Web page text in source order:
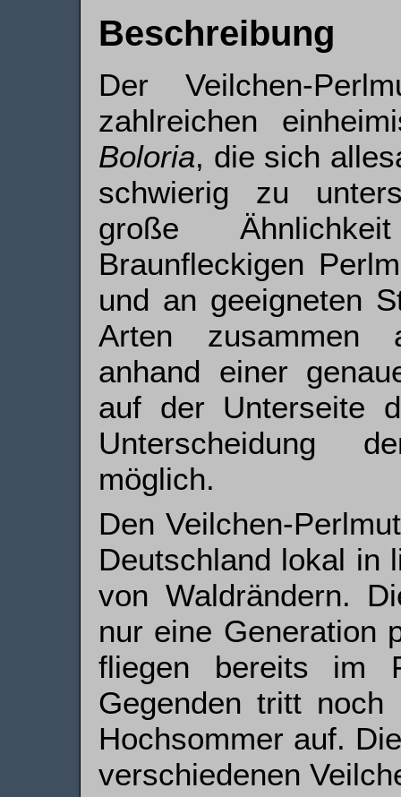
Beschreibung
Der Veilchen-
zahlreichen
Boloria, die sich
schwierig zu
große
Braunfleckigen
und an geeigneten
Arten zusammen
anhand einer
auf der Unterseite
Unterscheidung
möglich.
Den Veilchen-
Deutschland lokal in
von Waldrändern.
nur eine Generation
fliegen bereits im
Gegenden tritt
Hochsommer auf.
verschiedenen